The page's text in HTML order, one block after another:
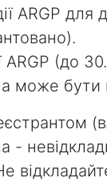
ARGP
ARGP (до
може бути
-